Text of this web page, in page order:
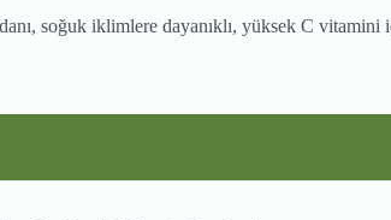
soğuk iklimlere dayanıklı, yüksek C